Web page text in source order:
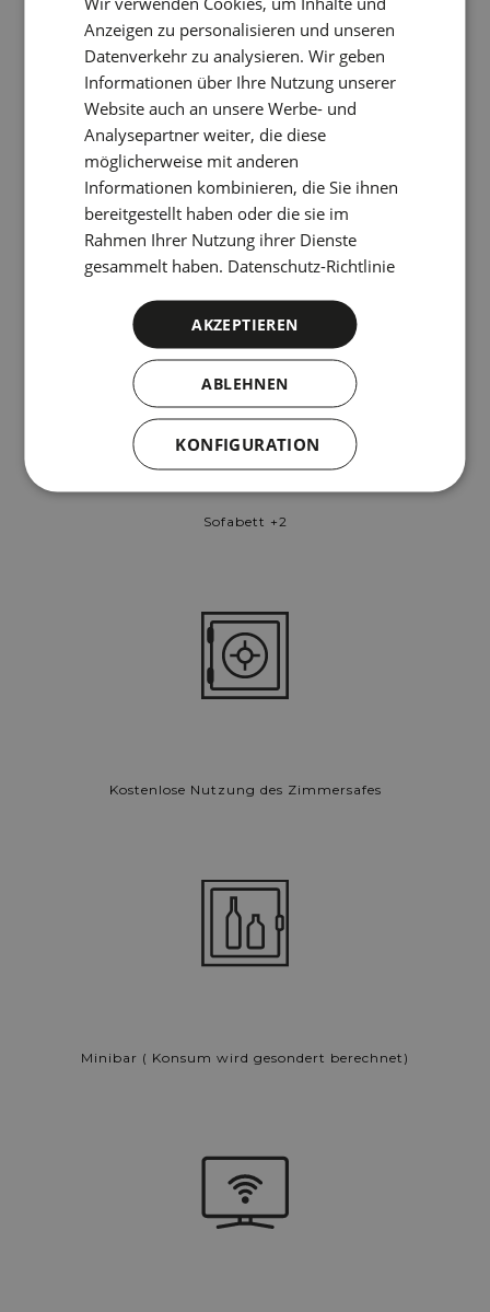
Innerer Innenhof
Sofabett +2
Kostenlose Nutzung des Zimmersafes
Minibar ( Konsum wird gesondert berechnet)
CATALAN
GERMAN
Anzeigen zu personalisieren und unseren
Datenverkehr zu analysieren. Wir geben
Informationen über Ihre Nutzung unserer
Website auch an unsere Werbe- und
Analysepartner weiter, die diese
möglicherweise mit anderen
Informationen kombinieren, die Sie ihnen
bereitgestellt haben oder die sie im
Rahmen Ihrer Nutzung ihrer Dienste
gesammelt haben. Datenschutz-Richtlinie
AKZEPTIEREN
ABLEHNEN
KONFIGURATION